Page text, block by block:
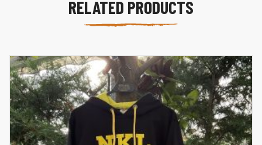
RELATED PRODUCTS